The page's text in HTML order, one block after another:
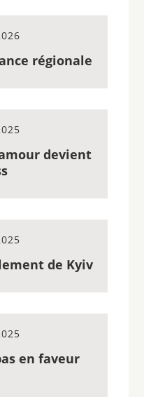
régionale
devient
de Kyiv
en faveur